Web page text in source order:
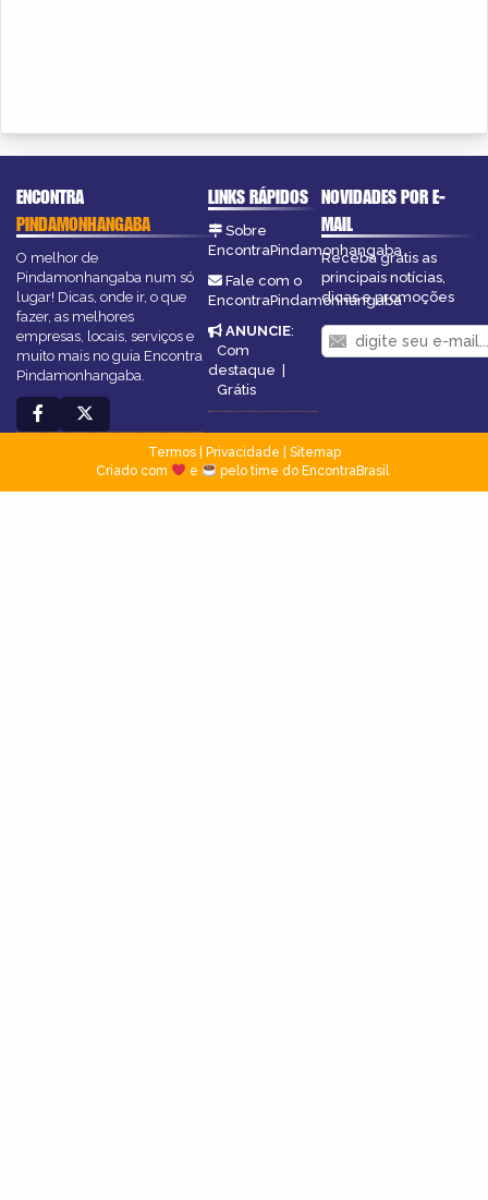
ENCONTRA
PINDAMONHANGABA
O melhor de
Pindamonhangaba num só
lugar! Dicas, onde ir, o que
fazer, as melhores
empresas, locais, serviços e
muito mais no guia Encontra
Pindamonhangaba.
LINKS RÁPIDOS
Sobre
EncontraPindamonhangaba
Fale com o
EncontraPindamonhangaba
ANUNCIE:
Com
destaque |
Grátis
NOVIDADES POR E-
MAIL
Receba grátis as
principais notícias,
dicas e promoções
Termos| Privacidade
Sitemap
Criado com
e pelo time do EncontraBrasil